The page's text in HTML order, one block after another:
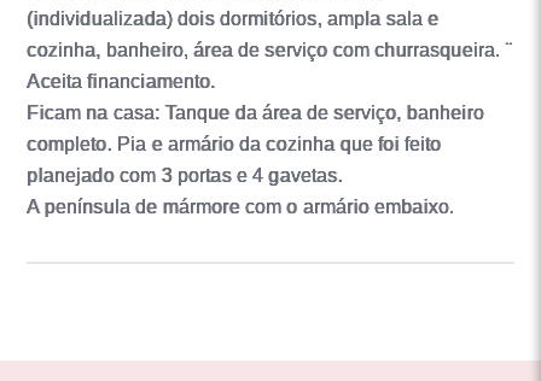
(individualizada) dois dormitórios, ampla sala e
cozinha, banheiro, área de serviço com churrasqueira. ¨
Aceita financiamento.
Ficam na casa: Tanque da área de serviço, banheiro
completo. Pia e armário da cozinha que foi feito
planejado com 3 portas e 4 gavetas.
A península de mármore com o armário embaixo.